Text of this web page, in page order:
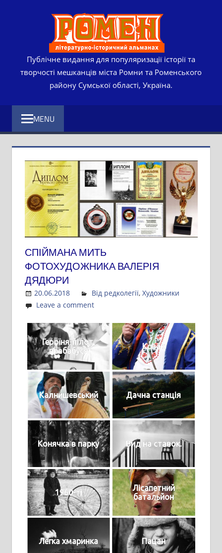
Публічне видання для популяризації історії та
творчості мешканців міста Ромни та Роменського
району Сумської області, Україна.
MENU
СПІЙМАНА МИТЬ
ФОТОХУДОЖНИКА ВАЛЕРІЯ
ДЯДЮРИ
20.06.2018 Admin
Від редколегії, Художники
Leave a comment
Героїня-пілот,
прабабуся
Козак
Калнишевський Дачна станція
Конячка в парку Вид на ставок.
1960-ті
Лісапетний
батальйон
Легка хмаринка Пацан